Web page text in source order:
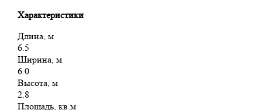
Характеристики
Длина, м
6.5
Ширина, м
6.0
Высота, м
2.8
Площадь, кв.м